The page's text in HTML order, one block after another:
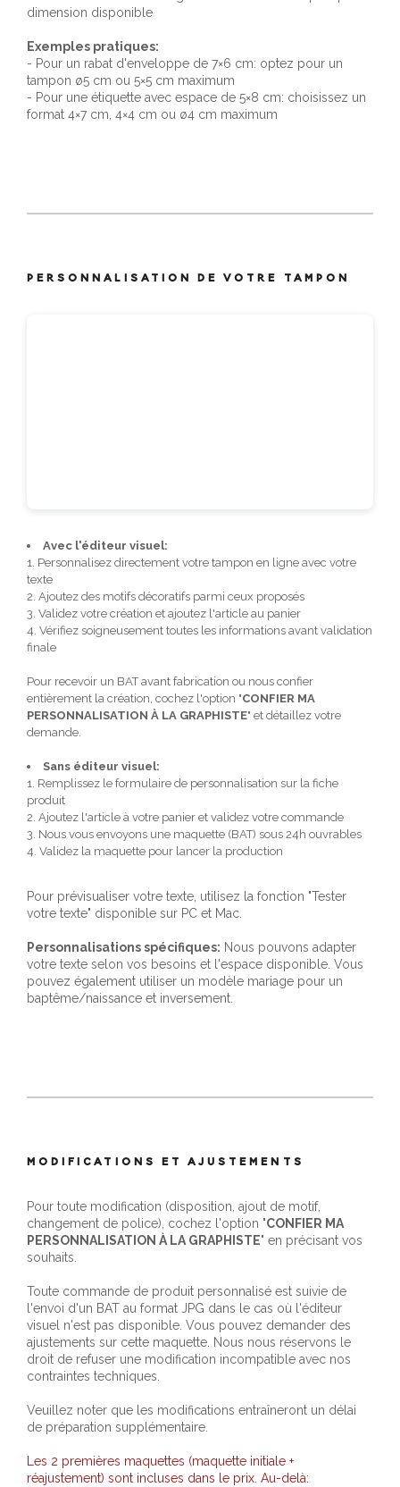
dimension disponible
Exemples pratiques:
- Pour un rabat d'enveloppe de 7×6 cm: optez pour un
tampon ø5 cm ou 5×5 cm maximum
- Pour une étiquette avec espace de 5×8 cm: choisissez un
format 4×7 cm, 4×4 cm ou ø4 cm maximum
PERSONNALISATION DE VOTRE TAMPON
Avec l'éditeur visuel:
1. Personnalisez directement votre tampon en ligne avec votre
texte
2. Ajoutez des motifs décoratifs parmi ceux proposés
3. Validez votre création et ajoutez l'article au panier
4. Vérifiez soigneusement toutes les informations avant validation
finale
Pour recevoir un BAT avant fabrication ou nous confier
entièrement la création, cochez l'option "CONFIER MA
PERSONNALISATION À LA GRAPHISTE" et détaillez votre
demande.
Sans éditeur visuel:
1. Remplissez le formulaire de personnalisation sur la fiche
produit
2. Ajoutez l'article à votre panier et validez votre commande
3. Nous vous envoyons une maquette (BAT) sous 24h ouvrables
4. Validez la maquette pour lancer la production
Pour prévisualiser votre texte, utilisez la fonction "Tester
votre texte" disponible sur PC et Mac.
Personnalisations spécifiques: Nous pouvons adapter
votre texte selon vos besoins et l'espace disponible. Vous
pouvez également utiliser un modèle mariage pour un
baptême/naissance et inversement.
MODIFICATIONS ET AJUSTEMENTS
Pour toute modification (disposition, ajout de motif,
changement de police), cochez l'option "CONFIER MA
PERSONNALISATION À LA GRAPHISTE" en précisant vos
souhaits.
Toute commande de produit personnalisé est suivie de
l'envoi d'un BAT au format JPG dans le cas où l'éditeur
visuel n'est pas disponible. Vous pouvez demander des
ajustements sur cette maquette. Nous nous réservons le
droit de refuser une modification incompatible avec nos
contraintes techniques.
Veuillez noter que les modifications entraîneront un délai
de préparation supplémentaire.
Les 2 premières maquettes (maquette initiale +
réajustement) sont incluses dans le prix. Au-delà: